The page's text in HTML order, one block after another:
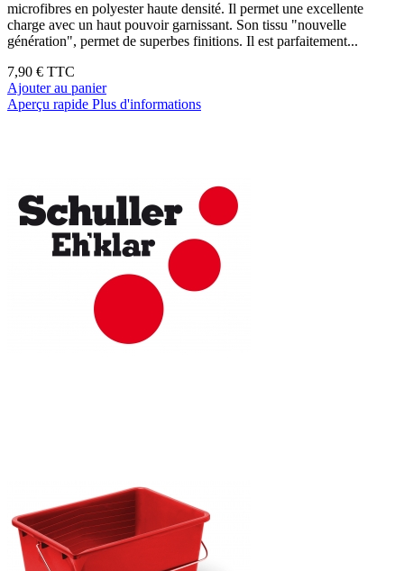
microfibres en polyester haute densité. Il permet une excellente
charge avec un haut pouvoir garnissant. Son tissu "nouvelle
génération", permet de superbes finitions. Il est parfaitement...
7,90 € TTC
Ajouter au panier
Aperçu rapide Plus d'informations